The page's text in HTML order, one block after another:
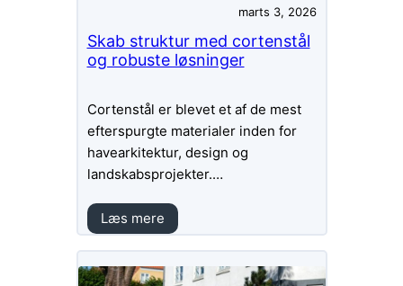
marts 3, 2026
Skab struktur med cortenstål
og robuste løsninger
Cortenstål er blevet et af de mest
efterspurgte materialer inden for
havearkitektur, design og
landskabsprojekter.…
Læs mere